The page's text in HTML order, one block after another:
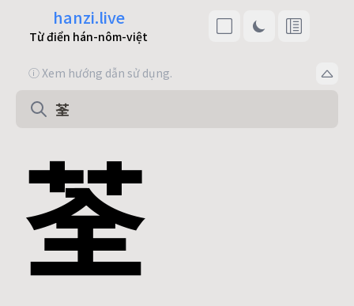
hanzi.live
Từ điển hán-nôm-việt
ⓘ Xem hướng dẫn sử dụng.
荃